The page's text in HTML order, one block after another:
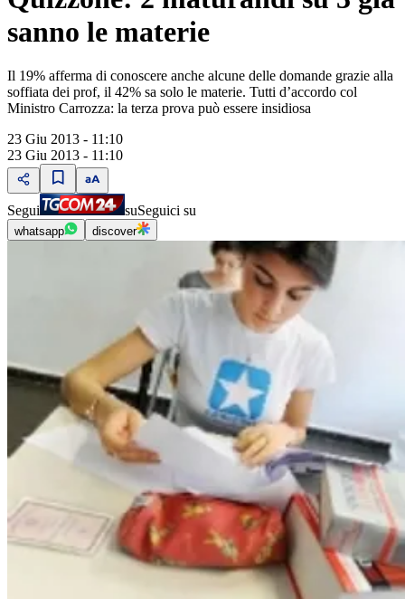
sanno le materie
Il 19% afferma di conoscere anche alcune delle domande grazie alla
soffiata dei prof, il 42% sa solo le materie. Tutti d’accordo col
Ministro Carrozza: la terza prova può essere insidiosa
23 Giu 2013 - 11:10
23 Giu 2013 - 11:10
Segui suSeguici su
whatsapp discover